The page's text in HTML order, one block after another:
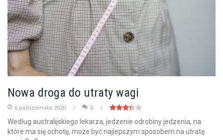
Nowa droga do utraty wagi
6 października 2020 0
Według australijskiego lekarza, jedzenie odrobiny jedzenia, na
które ma się ochotę, może być najlepszym sposobem na utratę